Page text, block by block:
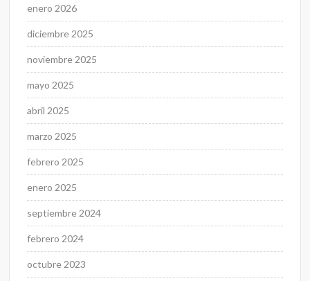
enero 2026
diciembre 2025
noviembre 2025
mayo 2025
abril 2025
marzo 2025
febrero 2025
enero 2025
septiembre 2024
febrero 2024
octubre 2023